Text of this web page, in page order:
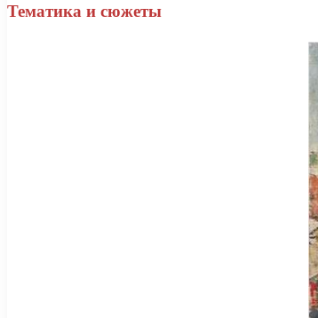
Тематика и сюжеты